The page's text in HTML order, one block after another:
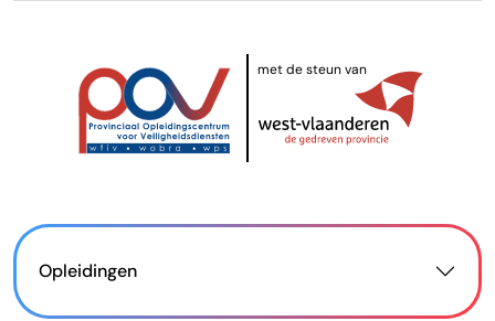
met de steun van
Opleidingen